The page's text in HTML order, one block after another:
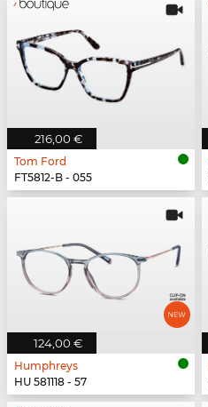
216,00 €
Tom Ford
FT5812-B - 055
124,00 €
Humphreys
HU 581118 - 57